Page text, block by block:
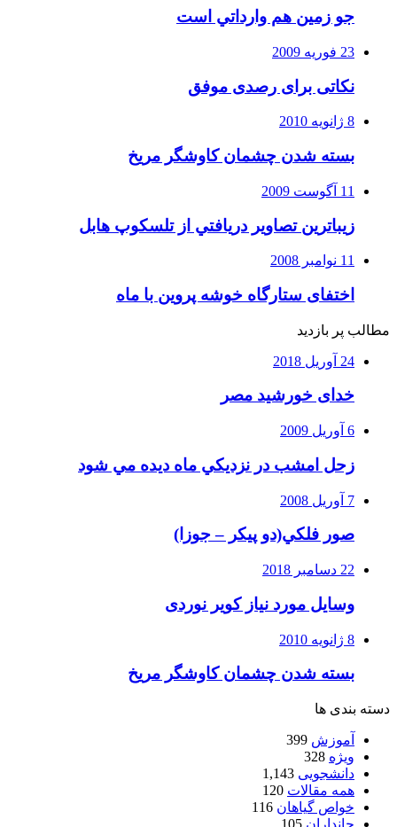
جو زمين هم وارداتي است
23 فوریه 2009
نکاتی برای رصدی موفق
8 ژانویه 2010
بسته شدن چشمان کاوشگر مريخ
11 آگوست 2009
زيباترين تصاوير دريافتي از تلسكوپ هابل
11 نوامبر 2008
اختفای ستارگاه خوشه پروین با ماه
مطالب پر بازدید
24 آوریل 2018
خدای خورشید مصر
6 آوریل 2009
زحل امشب در نزديكي ماه ديده مي شود
7 آوریل 2008
صور فلكي(دو پیکر – جوزا)
22 دسامبر 2018
وسایل مورد نیاز کویر نوردی
8 ژانویه 2010
بسته شدن چشمان کاوشگر مريخ
دسته بندی ها
آموزش 399
ویژه 328
دانشجویی 1,143
همه مقالات 120
خواص گیاهان 116
جانداران 105